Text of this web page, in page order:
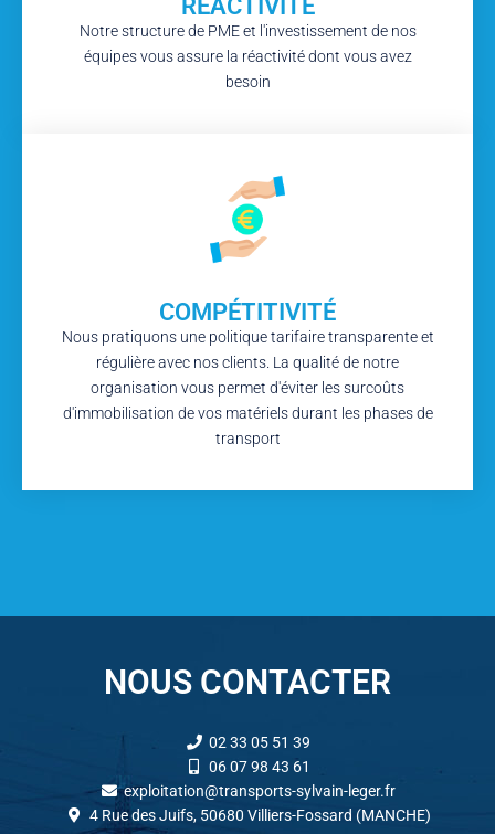
RÉACTIVITÉ
Notre structure de PME et l'investissement de nos
équipes vous assure la réactivité dont vous avez
besoin
COMPÉTITIVITÉ
Nous pratiquons une politique tarifaire transparente et
régulière avec nos clients. La qualité de notre
organisation vous permet d'éviter les surcoûts
d'immobilisation de vos matériels durant les phases de
transport
NOUS CONTACTER
02 33 05 51 39
06 07 98 43 61
exploitation@transports-sylvain-leger.fr
4 Rue des Juifs, 50680 Villiers-Fossard (MANCHE)